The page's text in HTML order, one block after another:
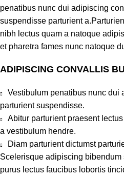
penatibus nunc dui adipiscing
suspendisse parturient
nibh lectus quam a natoque
et pharetra fames nunc natoque
ADIPISCING CONVALLIS
Vestibulum penatibus nunc dui
parturient suspendisse.
Abitur parturient praesent
a vestibulum hendre.
Diam parturient dictumst
Scelerisque adipiscing bibendum
purus lectus faucibus lobortis